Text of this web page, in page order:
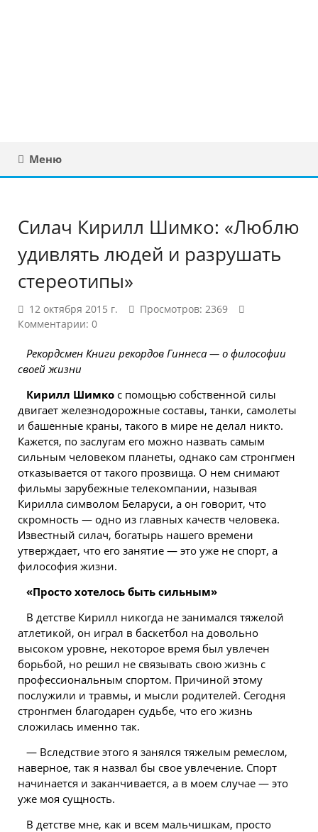
Меню
Силач Кирилл Шимко: «Люблю
удивлять людей и разрушать
стереотипы»
12 октября 2015 г.
Просмотров: 2369
Комментарии: 0
Рекордсмен Книги рекордов Гиннеса — о философии
своей жизни
Кирилл Шимко с помощью собственной силы
двигает железнодорожные составы, танки, самолеты
и башенные краны, такого в мире не делал никто.
Кажется, по заслугам его можно назвать самым
сильным человеком планеты, однако сам стронгмен
отказывается от такого прозвища. О нем снимают
фильмы зарубежные телекомпании, называя
Кирилла символом Беларуси, а он говорит, что
скромность — одно из главных качеств человека.
Известный силач, богатырь нашего времени
утверждает, что его занятие — это уже не спорт, а
философия жизни.
«Просто хотелось быть сильным»
В детстве Кирилл никогда не занимался тяжелой
атлетикой, он играл в баскетбол на довольно
высоком уровне, некоторое время был увлечен
борьбой, но решил не связывать свою жизнь с
профессиональным спортом. Причиной этому
послужили и травмы, и мысли родителей. Сегодня
стронгмен благодарен судьбе, что его жизнь
сложилась именно так.
— Вследствие этого я занялся тяжелым ремеслом,
наверное, так я назвал бы свое увлечение. Спорт
начинается и заканчивается, а в моем случае — это
уже моя сущность.
В детстве мне, как и всем мальчишкам, просто